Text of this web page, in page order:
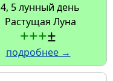
4, 5 лунный день
Растущая Луна
+++±
подробнее →